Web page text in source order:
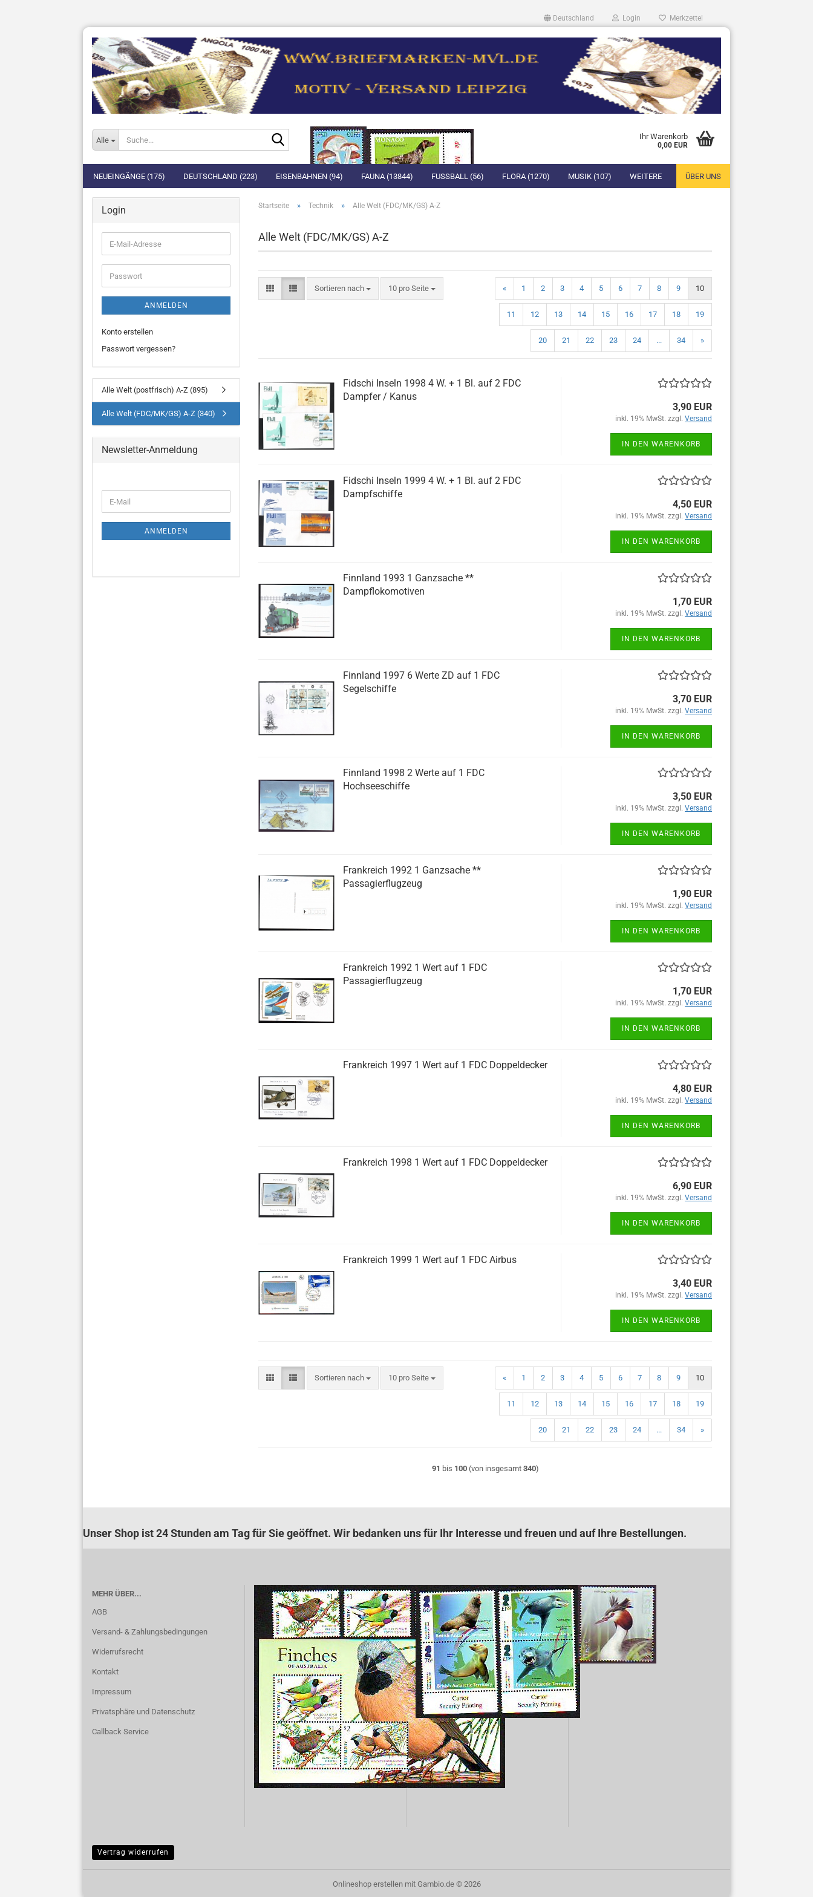
Deutschland Login Merkzettel
Alle
Suche... Ihr Warenkorb
0,00 EUR
NEUEINGÄNGE (175) DEUTSCHLAND (223) EISENBAHNEN (94) FAUNA (13844) FUSSBALL (56) FLORA (1270) MUSIK (107) ÜBER UNS
WEITERE
Startseite » Technik » Alle Welt (FDC/MK/GS) A-Z
Alle Welt (FDC/MK/GS) A-Z
Sortieren nach
Sortieren nach 10 pro Seite
pro Seite « 1 2 3 4 5 6 7 8 9 10
11 12 13 14 15 16 17 18 19
20 21 22 23 24 ... 34 »
Fidschi Inseln 1998 4 W. + 1 Bl. auf 2 FDC
Dampfer / Kanus
3,90 EUR
inkl. 19% MwSt. zzgl. Versand
IN DEN WARENKORB
Fidschi Inseln 1999 4 W. + 1 Bl. auf 2 FDC
Dampfschiffe
4,50 EUR
inkl. 19% MwSt. zzgl. Versand
IN DEN WARENKORB
Finnland 1993 1 Ganzsache **
Dampflokomotiven
1,70 EUR
inkl. 19% MwSt. zzgl. Versand
IN DEN WARENKORB
Finnland 1997 6 Werte ZD auf 1 FDC
Segelschiffe
3,70 EUR
inkl. 19% MwSt. zzgl. Versand
IN DEN WARENKORB
Finnland 1998 2 Werte auf 1 FDC
Hochseeschiffe
3,50 EUR
inkl. 19% MwSt. zzgl. Versand
IN DEN WARENKORB
Frankreich 1992 1 Ganzsache **
Passagierflugzeug
1,90 EUR
inkl. 19% MwSt. zzgl. Versand
IN DEN WARENKORB
Frankreich 1992 1 Wert auf 1 FDC
Passagierflugzeug
1,70 EUR
inkl. 19% MwSt. zzgl. Versand
IN DEN WARENKORB
Frankreich 1997 1 Wert auf 1 FDC Doppeldecker
4,80 EUR
inkl. 19% MwSt. zzgl. Versand
IN DEN WARENKORB
Frankreich 1998 1 Wert auf 1 FDC Doppeldecker
6,90 EUR
inkl. 19% MwSt. zzgl. Versand
IN DEN WARENKORB
Frankreich 1999 1 Wert auf 1 FDC Airbus
3,40 EUR
inkl. 19% MwSt. zzgl. Versand
IN DEN WARENKORB
Sortieren nach
Sortieren nach 10 pro Seite
pro Seite « 1 2 3 4 5 6 7 8 9 10
11 12 13 14 15 16 17 18 19
20 21 22 23 24 ... 34 »
91 bis 100(von insgesamt 340)
Login
E-
Mail-
Adresse
Passwort
ANMELDEN
Konto erstellen
Passwort vergessen?
Alle Welt (postfrisch) A-Z (895)
Alle Welt (FDC/MK/GS) A-Z (340)
Newsletter-Anmeldung
ZUR
ANMELDUNG
E-
Mail
ANMELDEN
Unser Shop ist 24 Stunden am Tag für Sie geöffnet. Wir bedanken uns für Ihr Interesse und freuen und auf Ihre Bestellungen.
MEHR ÜBER...
AGB
Versand- & Zahlungsbedingungen
Widerrufsrecht
Kontakt
Impressum
Privatsphäre und Datenschutz
Callback Service
Vertrag widerrufen
Onlineshop erstellenmit Gambio.de © 2026